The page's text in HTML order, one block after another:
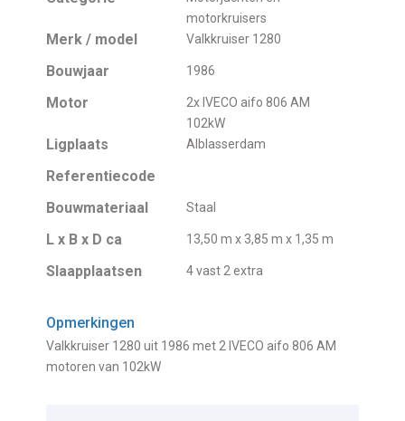
motorkruisers
Merk / model Valkkruiser 1280
Bouwjaar 1986
Motor
2x IVECO aifo 806 AM
102kW
Ligplaats Alblasserdam
Referentiecode
Bouwmateriaal
Staal
L x B x D ca 13,50 m x 3,85 m x 1,35 m
Slaapplaatsen 4 vast 2 extra
Opmerkingen
Valkkruiser 1280 uit 1986 met 2 IVECO aifo 806 AM
motoren van 102kW